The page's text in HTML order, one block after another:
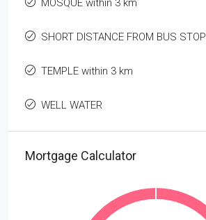
MOSQUE within 3 km
SHORT DISTANCE FROM BUS STOP
TEMPLE within 3 km
WELL WATER
Mortgage Calculator